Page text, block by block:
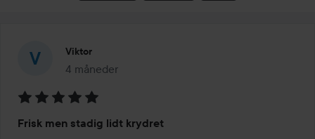
Viktor
4 måneder
Posten blev oprettet 4 måneder
5
Frisk men stadig lidt krydret